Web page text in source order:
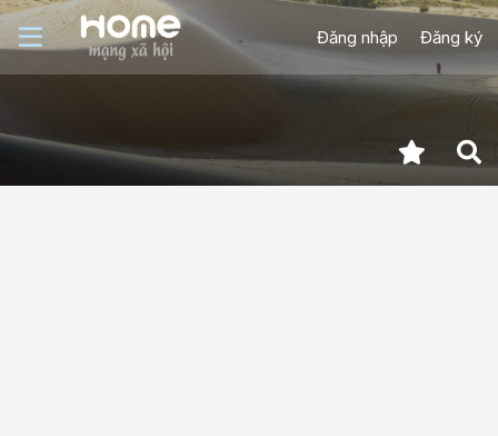
Đăng nhập Đăng ký